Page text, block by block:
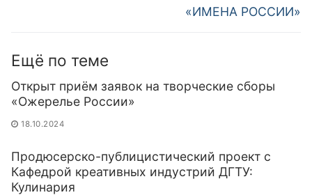
«ИМЕНА РОССИИ»
Ещё по теме
Открыт приём заявок на творческие сборы
«Ожерелье России»
18.10.2024
Продюсерско-публицистический проект с
Кафедрой креативных индустрий ДГТУ:
Кулинария